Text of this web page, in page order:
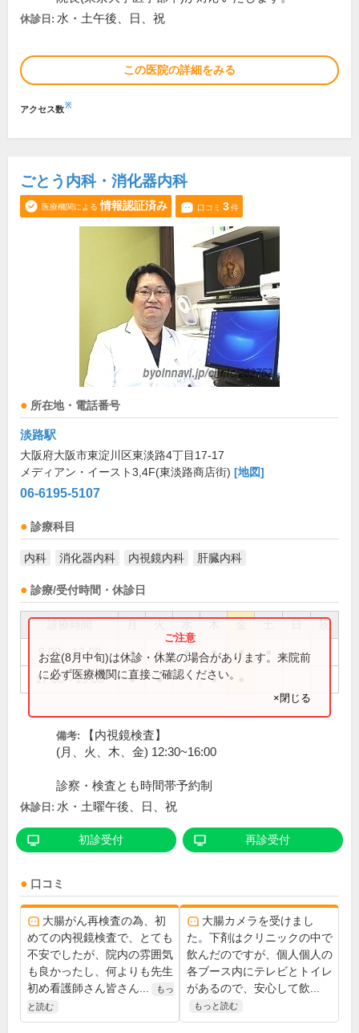
休診日: 水・土午後、日、祝
この医院の詳細をみる
アクセス数※
ごとう内科・消化器内科
医療機関による 情報認証済み 口コミ 3件
所在地・電話番号
淡路駅
大阪府大阪市東淀川区東淡路4丁目17-17
メディアン・イースト3,4F(東淡路商店街) [地図]
06-6195-5107
診療科目
内科 消化器内科 内視鏡内科 肝臓内科
診療/受付時間・休診日
祝
9:00～12:00 ● ● ● ● ●
17:00～19:00 ● ● ●
お盆(8月中旬)は休診・休業の場合があります。来院前
に必ず医療機関に直接ご確認ください。
×閉じる
備考:
【内視鏡検査】
(月、火、木、金) 12:30~16:00
診察・検査とも時間帯予約制
休診日: 水・土曜午後、日、祝
初診受付 再診受付
口コミ
大腸がん再検査の為、初
めての内視鏡検査で、とても
不安でしたが、院内の雰囲気
も良かったし、何よりも先生
初め看護師さん皆さん...
もっ
と読む
大腸カメラを受けまし
た。下剤はクリニックの中で
飲んだのですが、個人個人の
各ブース内にテレビとトイレ
があるので、安心して飲...
もっと読む